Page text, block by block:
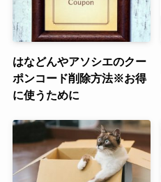
はなどんやアソシエのクー
ポンコード削除方法※お得
に使うために